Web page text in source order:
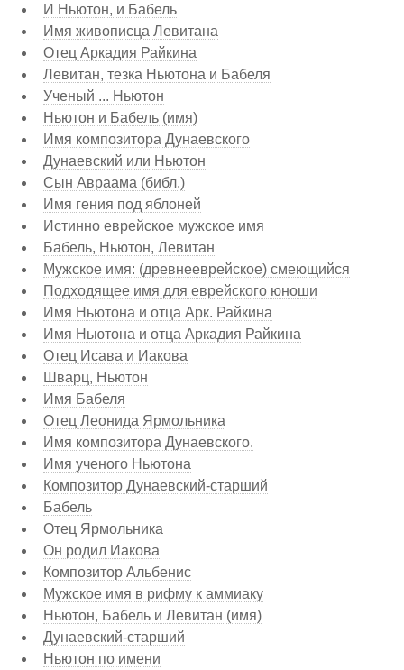
И Ньютон, и Бабель
Имя живописца Левитана
Отец Аркадия Райкина
Левитан, тезка Ньютона и Бабеля
Ученый ... Ньютон
Ньютон и Бабель (имя)
Имя композитора Дунаевского
Дунаевский или Ньютон
Сын Авраама (библ.)
Имя гения под яблоней
Истинно еврейское мужское имя
Бабель, Ньютон, Левитан
Мужское имя: (древнееврейское) смеющийся
Подходящее имя для еврейского юноши
Имя Ньютона и отца Арк. Райкина
Имя Ньютона и отца Аркадия Райкина
Отец Исава и Иакова
Шварц, Ньютон
Имя Бабеля
Отец Леонида Ярмольника
Имя композитора Дунаевского.
Имя ученого Ньютона
Композитор Дунаевский-старший
Бабель
Отец Ярмольника
Он родил Иакова
Композитор Альбенис
Мужское имя в рифму к аммиаку
Ньютон, Бабель и Левитан (имя)
Дунаевский-старший
Ньютон по имени